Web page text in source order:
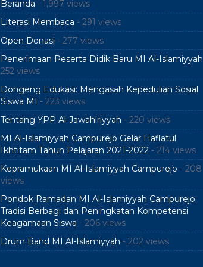
Beranda - 1,997 views
Literasi Membaca - 291 views
Open Donasi - 277 views
Penerimaan Peserta Didik Baru MI Al-Islamiyyah
252 views
Dongeng Edukasi: Mengasah Kepedulian Sosial
Siswa MI - 223 views
Tentang YPP Al-Jawahiriyyah - 220 views
MI Al-Islamiyyah Campurejo Gelar Haflatul
Ikhtitam Tahun Pelajaran 2021-2022- 214 views
Kepramukaan MI Al-Islamiyyah Campurejo - 208
views
Pondok Ramadan MI Al-Islamiyyah Campurejo:
Tradisi Berbagi dan Peningkatan Kompetensi
Keagamaan Siswa - 206 views
Drum Band MI Al-Islamiyyah - 202 views